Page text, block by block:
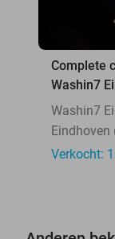
Complete
Washin7
Washin7
Eindhoven
Verkocht: